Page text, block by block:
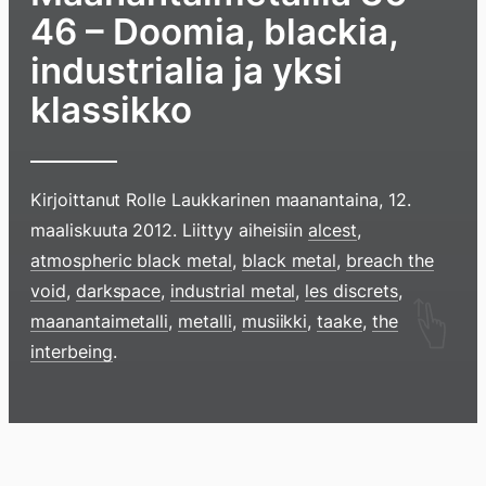
46 – Doomia, blackia,
industrialia ja yksi
klassikko
Kirjoittanut Rolle Laukkarinen maanantaina, 12.
maaliskuuta 2012. Liittyy aiheisiinalcest,
atmospheric black metal, black metal, breach the
void, darkspace, industrial metal, les discrets,
maanantaimetalli, metalli, musiikki,taake, the
interbeing.